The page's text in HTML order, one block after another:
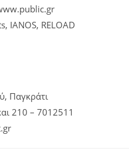
IANOS, RELOAD
Παγκράτι
210 – 7012511